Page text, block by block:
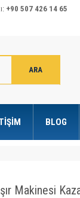
+90 507 426 14 65
BLOG
Makinesi